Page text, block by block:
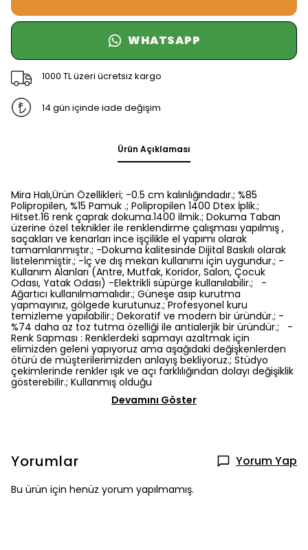
WHATSAPP
1000 TL üzeri ücretsiz kargo
14 gün içinde iade değişim
Ürün Açıklaması
Mira Halı,Ürün Özellikleri; -0.5 cm kalınlığındadır.; %85
Polipropilen, %15 Pamuk .; Polipropilen 1400 Dtex İplik.;
Hitset.16 renk çaprak dokuma.1400 ilmik.; Dokuma Taban
üzerine özel teknikler ile renklendirme çalışması yapılmış ,
saçakları ve kenarları ince işçilikle el yapımı olarak
tamamlanmıştır.; -Dokuma kalitesinde Dijital Baskılı olarak
listelenmiştir.; -İç ve dış mekan kullanımı için uygundur.; -
Kullanım Alanları (Antre, Mutfak, Koridor, Salon, Çocuk
Odası, Yatak Odası) -Elektrikli süpürge kullanılabilir.; -
Ağartıcı kullanılmamalıdır.; Güneşe asıp kurutma
yapmayınız, gölgede kurutunuz.; Profesyonel kuru
temizleme yapılabilir.; Dekoratif ve modern bir üründür.; -
%74 daha az toz tutma özelliği ile antialerjik bir üründür.; -
Renk Sapması : Renklerdeki sapmayı azaltmak için
elimizden geleni yapıyoruz ama aşağıdaki değişkenlerden
ötürü de müşterilerimizden anlayış bekliyoruz.; Stüdyo
çekimlerinde renkler ışık ve açı farklılığından dolayı değişiklik
gösterebilir.; Kullanmış olduğu
Devamını Göster
Yorumlar Yorum Yap
Bu ürün için henüz yorum yapılmamış.